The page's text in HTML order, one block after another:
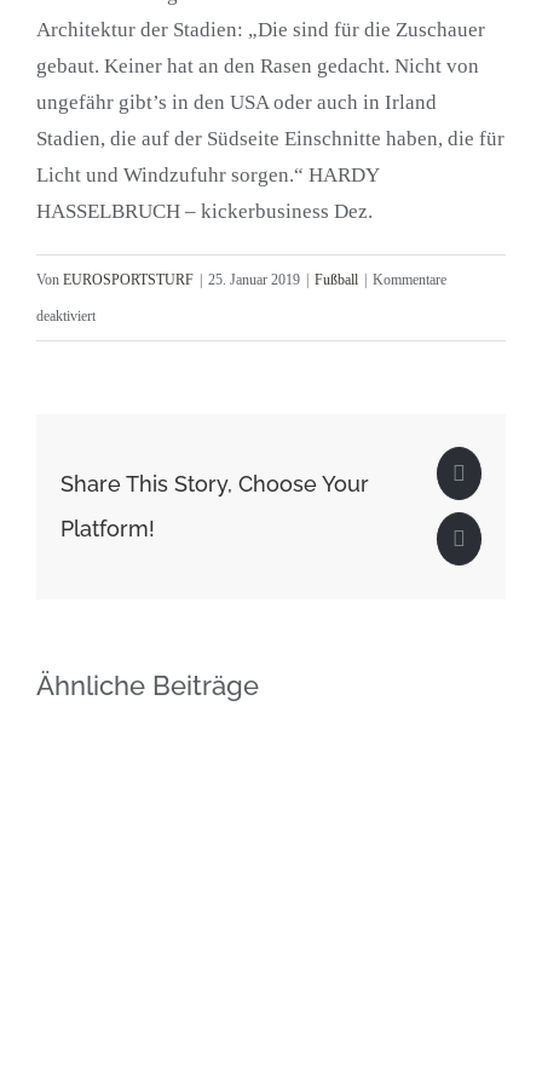
Architektur der Stadien: „Die sind für die Zuschauer
gebaut. Keiner hat an den Rasen gedacht. Nicht von
ungefähr gibt’s in den USA oder auch in Irland
Stadien, die auf der Südseite Einschnitte haben, die für
Licht und Windzufuhr sorgen.“ HARDY
HASSELBRUCH – kickerbusiness Dez.
Von EUROSPORTSTURF | 25. Januar 2019 | Fußball | Kommentare
deaktiviertfür
Share This Story, Choose Your
Platform!
Facebook
Twitter
Ähnliche Beiträge